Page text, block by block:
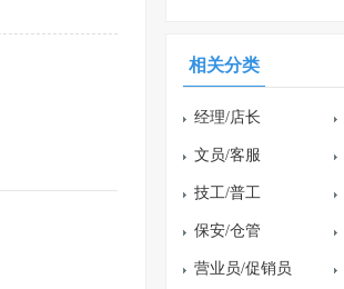
相关分类
经理/店长
文员/客服
技工/普工
保安/仓管
营业员/促销员